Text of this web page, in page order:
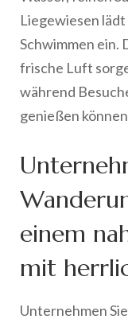
Liegewiesen lädt
Schwimmen ein.
frische Luft
während
genießen
einem
mit
Unternehmen